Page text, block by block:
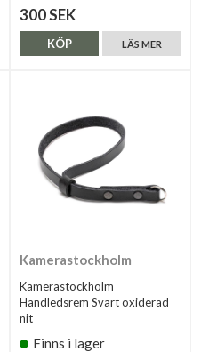
300 SEK
LÄS MER
KÖP
Kamerastockholm
Kamerastockholm
Handledsrem Svart oxiderad
nit
Finns i lager